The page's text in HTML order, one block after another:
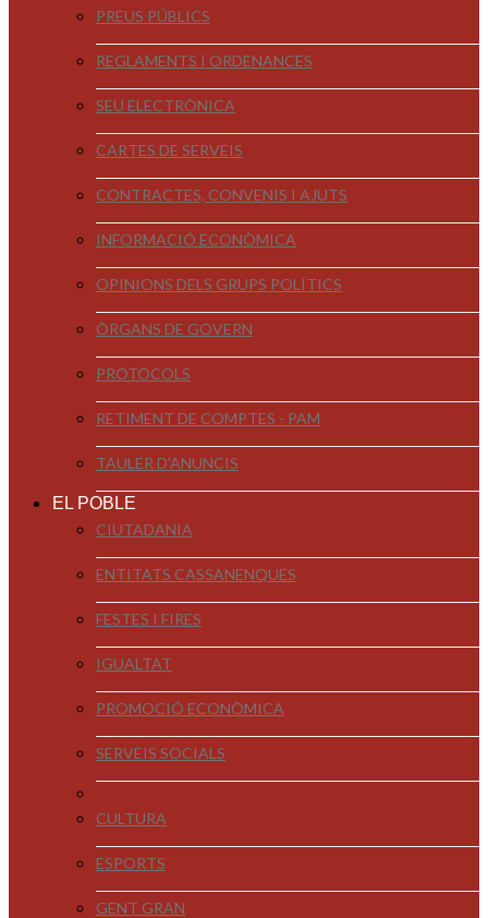
PREUS PÚBLICS
REGLAMENTS I ORDENANCES
SEU ELECTRÒNICA
CARTES DE SERVEIS
CONTRACTES, CONVENIS I AJUTS
INFORMACIÓ ECONÒMICA
OPINIONS DELS GRUPS POLÍTICS
ÒRGANS DE GOVERN
PROTOCOLS
RETIMENT DE COMPTES - PAM
TAULER D'ANUNCIS
EL POBLE
CIUTADANIA
ENTITATS CASSANENQUES
FESTES I FIRES
IGUALTAT
PROMOCIÓ ECONÒMICA
SERVEIS SOCIALS
CULTURA
ESPORTS
GENT GRAN